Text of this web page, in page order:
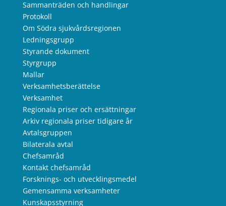
Sammanträden och handlingar
Protokoll
Om Södra sjukvårdsregionen
Ledningsgrupp
Styrande dokument
Styrgrupp
Mallar
Verksamhetsberättelse
Verksamhet
Regionala priser och ersättningar
Arkiv regionala priser tidigare år
Avtalsgruppen
Bilaterala avtal
Chefsamråd
Kontakt chefsamråd
Forsknings- och utvecklingsmedel
Gemensamma verksamheter
Kunskapsstyrning